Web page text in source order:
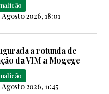
2026, 18:01
a rotunda de
da VIM a Mogege
2026, 11:45